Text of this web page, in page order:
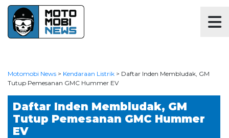
Motomobi News > Kendaraan Listrik > Daftar Inden Membludak, GM
Tutup Pemesanan GMC Hummer EV
Daftar Inden Membludak, GM
Tutup Pemesanan GMC Hummer
EV